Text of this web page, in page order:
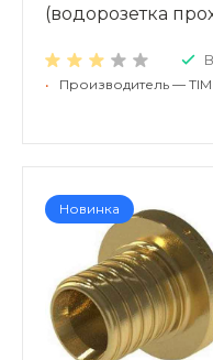
(водорозетка
• Производитель — TIM
Новинка